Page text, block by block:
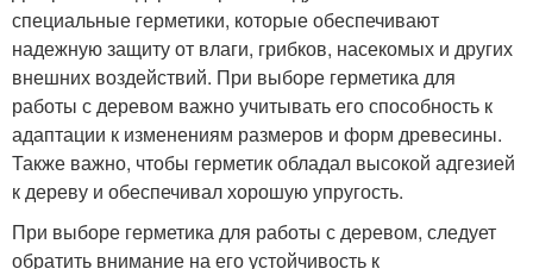
специальные герметики, которые обеспечивают
надежную защиту от влаги, грибков, насекомых и других
внешних воздействий. При выборе герметика для
работы с деревом важно учитывать его способность к
адаптации к изменениям размеров и форм древесины.
Также важно, чтобы герметик обладал высокой адгезией
к дереву и обеспечивал хорошую упругость.
При выборе герметика для работы с деревом, следует
обратить внимание на его устойчивость к